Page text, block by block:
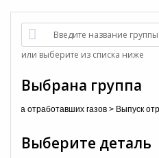
Введите название
или выберите из списка ниже
Выбрана группа
отработавших газов > Выпуск
Выберите деталь